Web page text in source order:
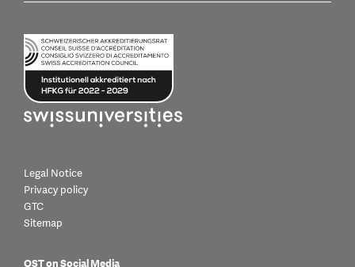
Legal Notice
Privacy policy
GTC
Sitemap
OST on Social Media